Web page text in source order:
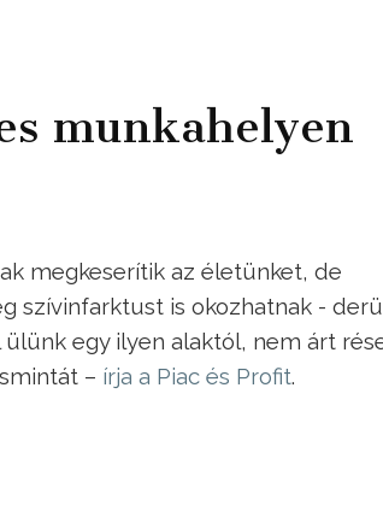
munkahelyen
megkeserítik az életünket, de
szívinfarktust is okozhatnak -
egy ilyen alaktól, nem árt
– írja a Piac és Profit.